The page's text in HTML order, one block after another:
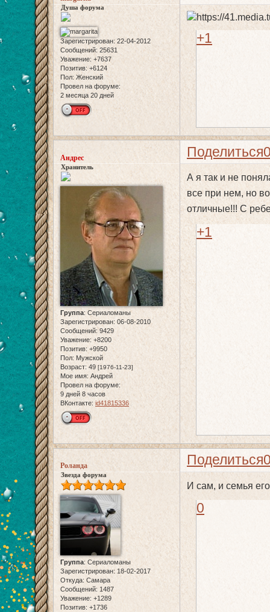
Душа форума
Зарегистрирован: 22-04-2012
Сообщений: 25631
Уважение: +7637
Позитив: +6124
Пол: Женский
Провел на форуме:
2 месяца 20 дней
+1
Поделиться
Андрес
Хранитель
Группа: Сериаломаны
Зарегистрирован: 06-08-2010
Сообщений: 9429
Уважение: +8200
Позитив: +9950
Пол: Мужской
Возраст: 49 [1976-11-23]
Мое имя: Андрей
Провел на форуме:
9 дней 8 часов
ВКонтакте: id41815336
А я так и не
все при нем, но
отличные!!! С
+1
Поделиться
Роланда
Звезда форума
Группа: Сериаломаны
Зарегистрирован: 18-02-2017
Откуда: Самара
Сообщений: 1487
Уважение: +1289
Позитив: +1736
И сам, и семья
0